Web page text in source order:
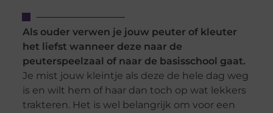
Als ouder verwen je jouw peuter of kleuter
het liefst wanneer deze naar de
peuterspeelzaal of naar de basisschool gaat.
Je mist jouw kleintje als deze de hele dag weg
is en wilt hem of haar dan toch op wat lekkers
trakteren. Het is wel belangrijk om voor een